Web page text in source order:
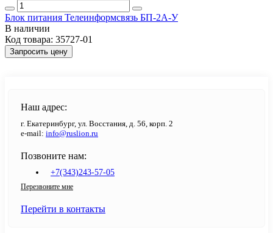
Блок питания Телеинформсвязь БП-2А-У
В наличии
Код товара: 35727-01
Запросить цену
Наш адрес:
г. Екатеринбург, ул. Восстания, д. 56, корп. 2
e-mail: info@ruslion.ru
Позвоните нам:
+7(343)243-57-05
Перезвоните мне
Перейти в контакты